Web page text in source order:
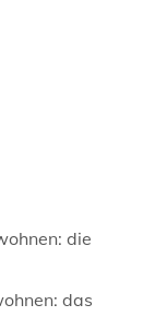
die
das